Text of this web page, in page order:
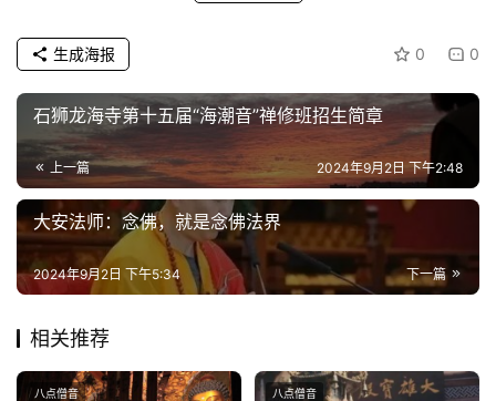
0 0
生成海报
石狮龙海寺第十五届“海潮音”禅修班招生简章
上一篇 2024年9月2日 下午2:48
大安法师：念佛，就是念佛法界
下一篇
2024年9月2日 下午5:34
相关推荐
八点僧音 八点僧音